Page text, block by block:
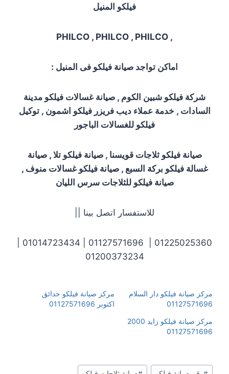
فيلكو المنيل
, PHILCO , PHILCO , PHILCO
اماكن تواجد صيانة فيلكو فى المنيل :
شركة فيلكو شبين الكوم , صيانة غسالات فيلكو مدينة
السادات , خدمة عملاء ديب فريزر فيلكو اشمون , توكيل
فيلكو للغسالات الباجور
صيانة فيلكو ثلاجات قويسنا , صيانة فيلكو تلا , صيانة
غسالة فيلكو بركة السبع , صيانة فيلكو غسالات منوف ,
صيانة فيلكو للثلاجات سرس الليان
للاستفسار اتصل بينا ||
01200373234
مركز صيانة فيلكو دار السلام
01127571696
مركز صيانة فيلكو حدائق
اكتوبر 01127571696
مركز صيانة فيلكو زايد 2000
01127571696